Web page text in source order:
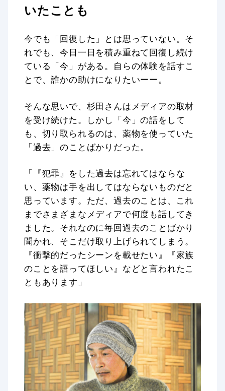
いたことも
今でも「回復した」とは思っていない。そ
れでも、今日一日を積み重ねて回復し続け
ている「今」がある。自らの体験を話すこ
とで、誰かの助けになりたいーー。
そんな思いで、杉田さんはメディアの取材
を受け続けた。しかし「今」の話をして
も、切り取られるのは、薬物を使っていた
「過去」のことばかりだった。
「『犯罪』をした過去は忘れてはならな
い、薬物は手を出してはならないものだと
思っています。ただ、過去のことは、これ
までさまざまなメディアで何度も話してき
ました。それなのに毎回過去のことばかり
聞かれ、そこだけ取り上げられてしまう。
『衝撃的だったシーンを載せたい』『家族
のことを語ってほしい』などと言われたこ
ともあります」